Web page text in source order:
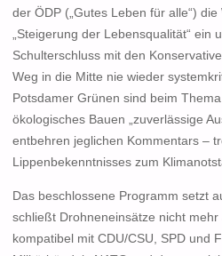
der ÖDP („Gutes Leben für alle“)
„Steigerung der Lebensqualität“ ein
Schulterschluss mit den
Weg in die Mitte nie wieder
Potsdamer Grünen sind beim
ökologisches Bauen „zuverlässige
entbehren jeglichen Kommentars –
Lippenbekenntnisses zum
Das beschlossene Programm setzt
schließt Drohneneinsätze nicht mehr
kompatibel mit CDU/CSU, SPD und